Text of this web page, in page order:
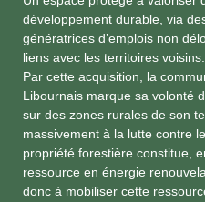
développement durable, via
génératrices d’emplois non
liens avec les territoires voisins.
Par cette acquisition, la
Libournais marque sa volonté
sur des zones rurales de son
massivement à la lutte contre
propriété forestière constitue,
ressource en énergie
donc à mobiliser cette